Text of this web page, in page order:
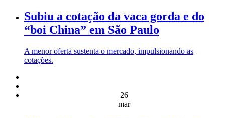
Subiu a cotação da vaca gorda e do
“boi China” em São Paulo
A menor oferta sustenta o mercado, impulsionando as
cotações.
26
mar